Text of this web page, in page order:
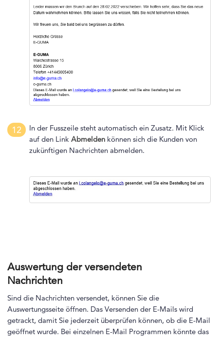
12
In der Fusszeile steht automatisch ein Zusatz. Mit Klick
auf den Link Abmelden können sich die Kunden von
zukünftigen Nachrichten abmelden.
Auswertung der versendeten
Nachrichten
Sind die Nachrichten versendet, können Sie die
Auswertungsseite öffnen. Das Versenden der E-Mails wird
getrackt, damit Sie jederzeit überprüfen können, ob die E-Mail
geöffnet wurde. Bei einzelnen E-Mail Programmen könnte das